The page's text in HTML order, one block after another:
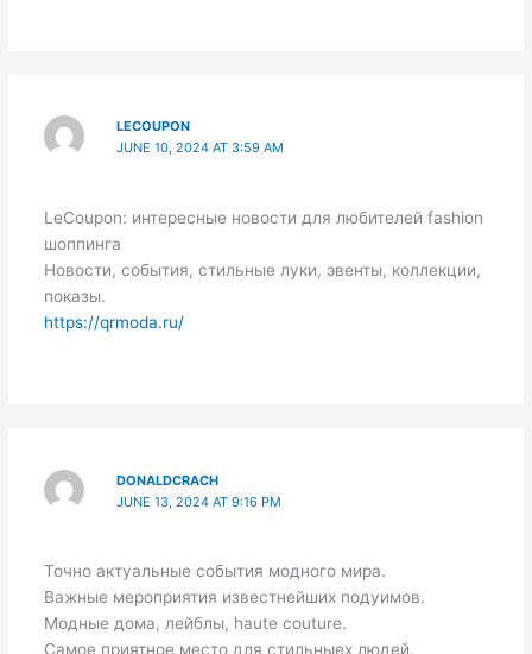
LECOUPON
JUNE 10, 2024 AT 3:59 AM
LeCoupon: интересные новости для любителей fashion
шоппинга
Новости, события, стильные луки, эвенты, коллекции,
показы.
https://qrmoda.ru/
DONALDCRACH
JUNE 13, 2024 AT 9:16 PM
Точно актуальные события модного мира.
Важные мероприятия известнейших подуимов.
Модные дома, лейблы, haute couture.
Самое приятное место для стильныех людей.